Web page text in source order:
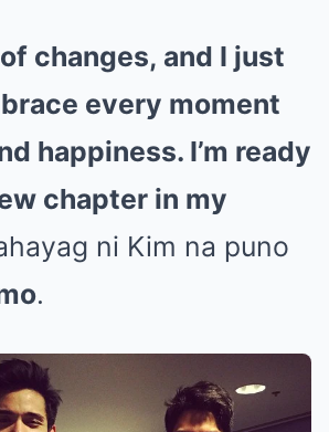
changes, and I just
every moment
happiness. I’m ready
chapter in my
ni Kim na puno
.